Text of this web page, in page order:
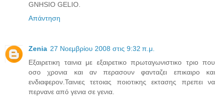
GNHSIO GELIO.
Απάντηση
Zenia 27 Νοεμβρίου 2008 στις 9:32 π.μ.
Εξαιρετικη ταινια με εξαιρετικο πρωταγωνιστικο τριο που
οσο χρονια και αν περασουν φανταζει επικαιρο και
ενδιαφερον.Ταινιες τετοιας ποιοτικης εκτασης πρεπει να
περνανε από γενια σε γενια.